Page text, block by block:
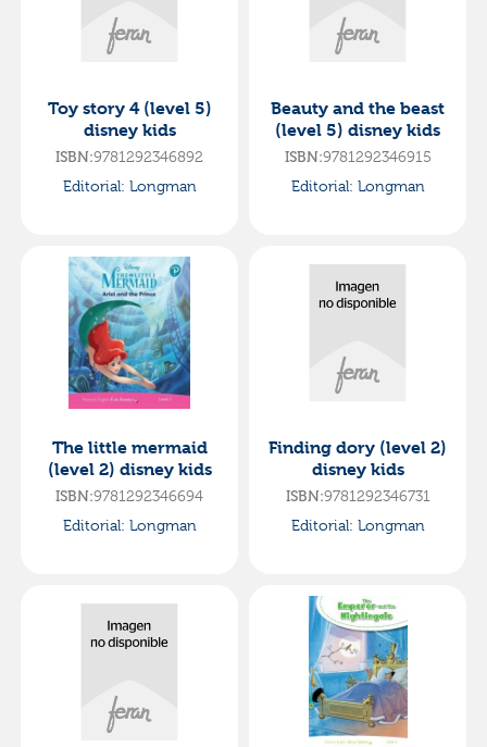
Toy story 4 (level 5)
disney kids
ISBN:9781292346892
Editorial: Longman
Beauty and the beast
(level 5) disney kids
ISBN:9781292346915
Editorial: Longman
The little mermaid
(level 2) disney kids
ISBN:9781292346694
Editorial: Longman
Finding dory (level 2)
disney kids
ISBN:9781292346731
Editorial: Longman